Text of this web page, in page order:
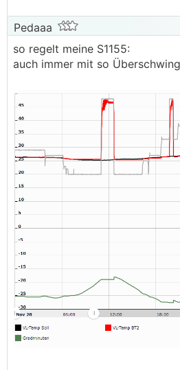
Pedaaa
so regelt meine S1155:
auch immer mit so